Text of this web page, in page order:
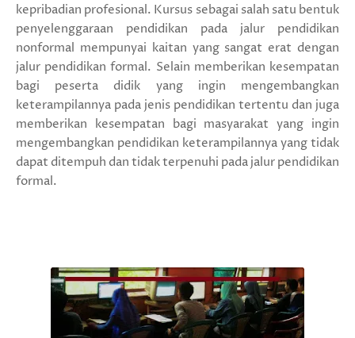
kepribadian profesional. Kursus sebagai salah satu bentuk
penyelenggaraan pendidikan pada jalur pendidikan
nonformal mempunyai kaitan yang sangat erat dengan
jalur pendidikan formal. Selain memberikan kesempatan
bagi peserta didik yang ingin mengembangkan
keterampilannya pada jenis pendidikan tertentu dan juga
memberikan kesempatan bagi masyarakat yang ingin
mengembangkan pendidikan keterampilannya yang tidak
dapat ditempuh dan tidak terpenuhi pada jalur pendidikan
formal.